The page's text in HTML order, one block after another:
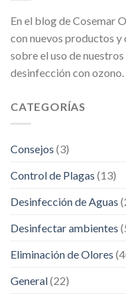
En el blog de Cosemar
con nuevos productos
sobre el uso de
desinfección con ozono.
CATEGORÍAS
Consejos (3)
Control de Plagas (13)
Desinfección de Aguas
Desinfectar ambientes
Eliminación de Olores
General(22)